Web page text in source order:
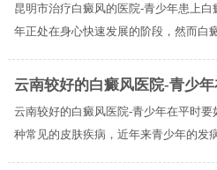
昆明市治疗白癜风的医院-青少年患上
年正处在身心快速发展的阶段，然而白癜
云南较好的白癜风医院-青少
云南较好的白癜风医院-青少年在平时
种常见的皮肤疾病，近年来青少年的发病